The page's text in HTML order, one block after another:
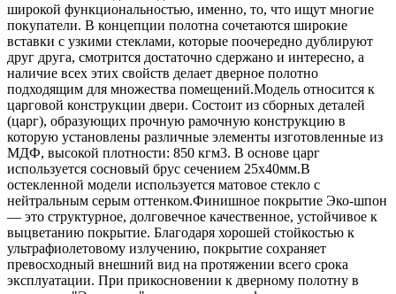
широкой функциональностью, именно, то, что ищут многие
покупатели. В концепции полотна сочетаются широкие
вставки с узкими стеклами, которые поочередно дублируют
друг друга, смотрится достаточно сдержано и интересно, а
наличие всех этих свойств делает дверное полотно
подходящим для множества помещений.Модель относится к
царговой конструкции двери. Состоит из сборных деталей
(царг), образующих прочную рамочную конструкцию в
которую установлены различные элементы изготовленные из
МДФ, высокой плотности: 850 кгм3. В основе царг
используется сосновый брус сечением 25х40мм.В
остекленной модели используется матовое стекло с
нейтральным серым оттенком.Финишное покрытие Эко-шпон
— это структурное, долговечное качественное, устойчивое к
выцветанию покрытие. Благодаря хорошей стойкостью к
ультрафиолетовому излучению, покрытие сохраняет
превосходный внешний вид на протяжении всего срока
эксплуатации. При прикосновении к дверному полотну в